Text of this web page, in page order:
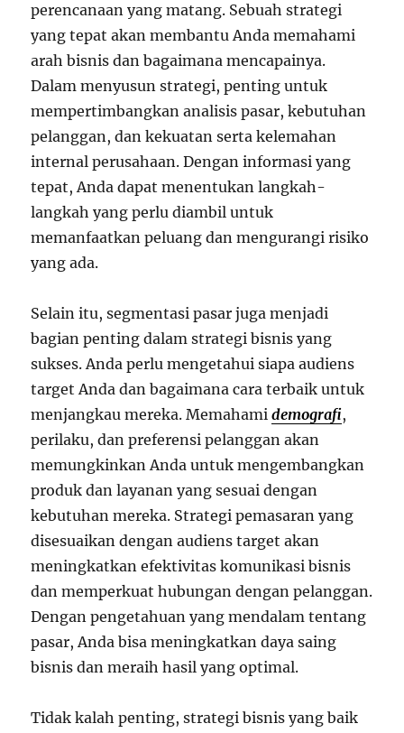
perencanaan yang matang. Sebuah strategi
yang tepat akan membantu Anda memahami
arah bisnis dan bagaimana mencapainya.
Dalam menyusun strategi, penting untuk
mempertimbangkan analisis pasar, kebutuhan
pelanggan, dan kekuatan serta kelemahan
internal perusahaan. Dengan informasi yang
tepat, Anda dapat menentukan langkah-
langkah yang perlu diambil untuk
memanfaatkan peluang dan mengurangi risiko
yang ada.
Selain itu, segmentasi pasar juga menjadi
bagian penting dalam strategi bisnis yang
sukses. Anda perlu mengetahui siapa audiens
target Anda dan bagaimana cara terbaik untuk
menjangkau mereka. Memahamidemografi,
perilaku, dan preferensi pelanggan akan
memungkinkan Anda untuk mengembangkan
produk dan layanan yang sesuai dengan
kebutuhan mereka. Strategi pemasaran yang
disesuaikan dengan audiens target akan
meningkatkan efektivitas komunikasi bisnis
dan memperkuat hubungan dengan pelanggan.
Dengan pengetahuan yang mendalam tentang
pasar, Anda bisa meningkatkan daya saing
bisnis dan meraih hasil yang optimal.
Tidak kalah penting, strategi bisnis yang baik